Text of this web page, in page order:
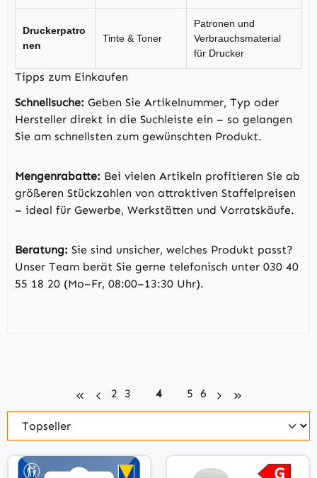
Druckerpatro
nen
Tinte & Toner
Patronen und
Verbrauchsmaterial
für Drucker
Tipps zum Einkaufen
Schnellsuche: Geben Sie Artikelnummer, Typ oder
Hersteller direkt in die Suchleiste ein – so gelangen
Sie am schnellsten zum gewünschten Produkt.
Mengenrabatte: Bei vielen Artikeln profitieren Sie ab
größeren Stückzahlen von attraktiven Staffelpreisen
– ideal für Gewerbe, Werkstätten und Vorratskäufe.
Beratung: Sie sind unsicher, welches Produkt passt?
Unser Team berät Sie gerne telefonisch unter 030 40
55 18 20 (Mo–Fr, 08:00–13:30 Uhr).
Seite
2 Seite
3 Seite
4 Seite
5 Seite
6